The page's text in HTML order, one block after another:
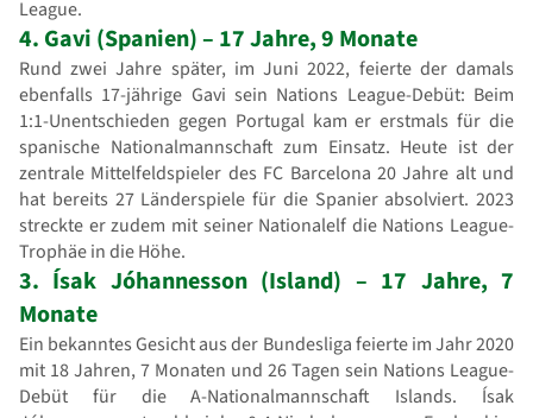
League.
4. Gavi (Spanien) – 17 Jahre, 9 Monate
Rund zwei Jahre später, im Juni 2022, feierte der damals
ebenfalls 17-jährige Gavi sein Nations League-Debüt: Beim
1:1-Unentschieden gegen Portugal kam er erstmals für die
spanische Nationalmannschaft zum Einsatz. Heute ist der
zentrale Mittelfeldspieler des FC Barcelona 20 Jahre alt und
hat bereits 27 Länderspiele für die Spanier absolviert. 2023
streckte er zudem mit seiner Nationalelf die Nations League-
Trophäe in die Höhe.
3. Ísak Jóhannesson (Island) – 17 Jahre, 7
Monate
Ein bekanntes Gesicht aus der Bundesliga feierte im Jahr 2020
mit 18 Jahren, 7 Monaten und 26 Tagen sein Nations League-
Debüt für die A-Nationalmannschaft Islands. Ísak